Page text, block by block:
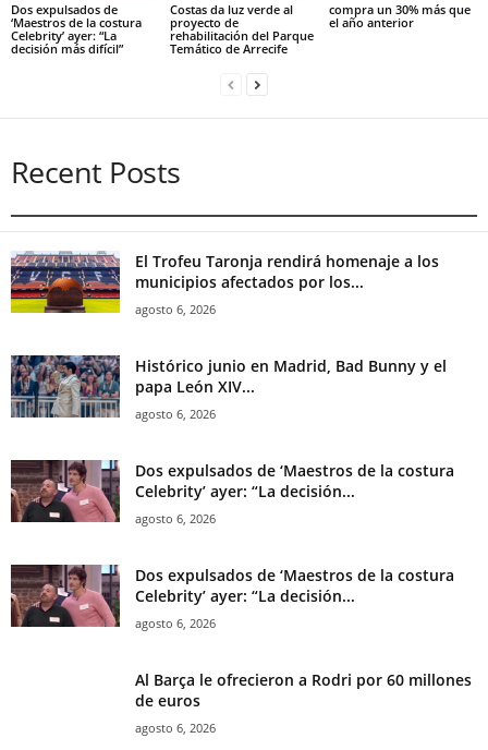
Dos expulsados de
‘Maestros de la costura
Celebrity’ ayer: “La
decisión más difícil”
Costas da luz verde al
proyecto de
rehabilitación del Parque
Temático de Arrecife
compra un 30% más que
el año anterior
Recent Posts
El Trofeu Taronja rendirá homenaje a los
municipios afectados por los...
agosto 6, 2026
Histórico junio en Madrid, Bad Bunny y el
papa León XIV...
agosto 6, 2026
Dos expulsados de ‘Maestros de la costura
Celebrity’ ayer: “La decisión...
agosto 6, 2026
Dos expulsados de ‘Maestros de la costura
Celebrity’ ayer: “La decisión...
agosto 6, 2026
Al Barça le ofrecieron a Rodri por 60 millones
de euros
agosto 6, 2026